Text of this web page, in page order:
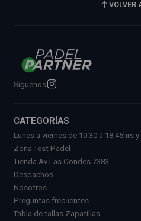
VOLVER
Síguenos
CATEGORÍAS
Lunes a viernes de 10:30 a 18:45hrs
Zona Test Padel
Tienda Av Las Condes 7383
Despachos
Nosotros
Preguntas frecuentes
Tabla de tallas Zapatillas